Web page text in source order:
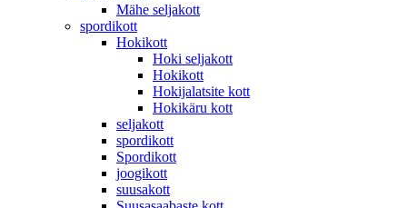
Mähe seljakott
spordikott
Hokikott
Hoki seljakott
Hokikott
Hokijalatsite kott
Hokikäru kott
seljakott
spordikott
Spordikott
joogikott
suusakott